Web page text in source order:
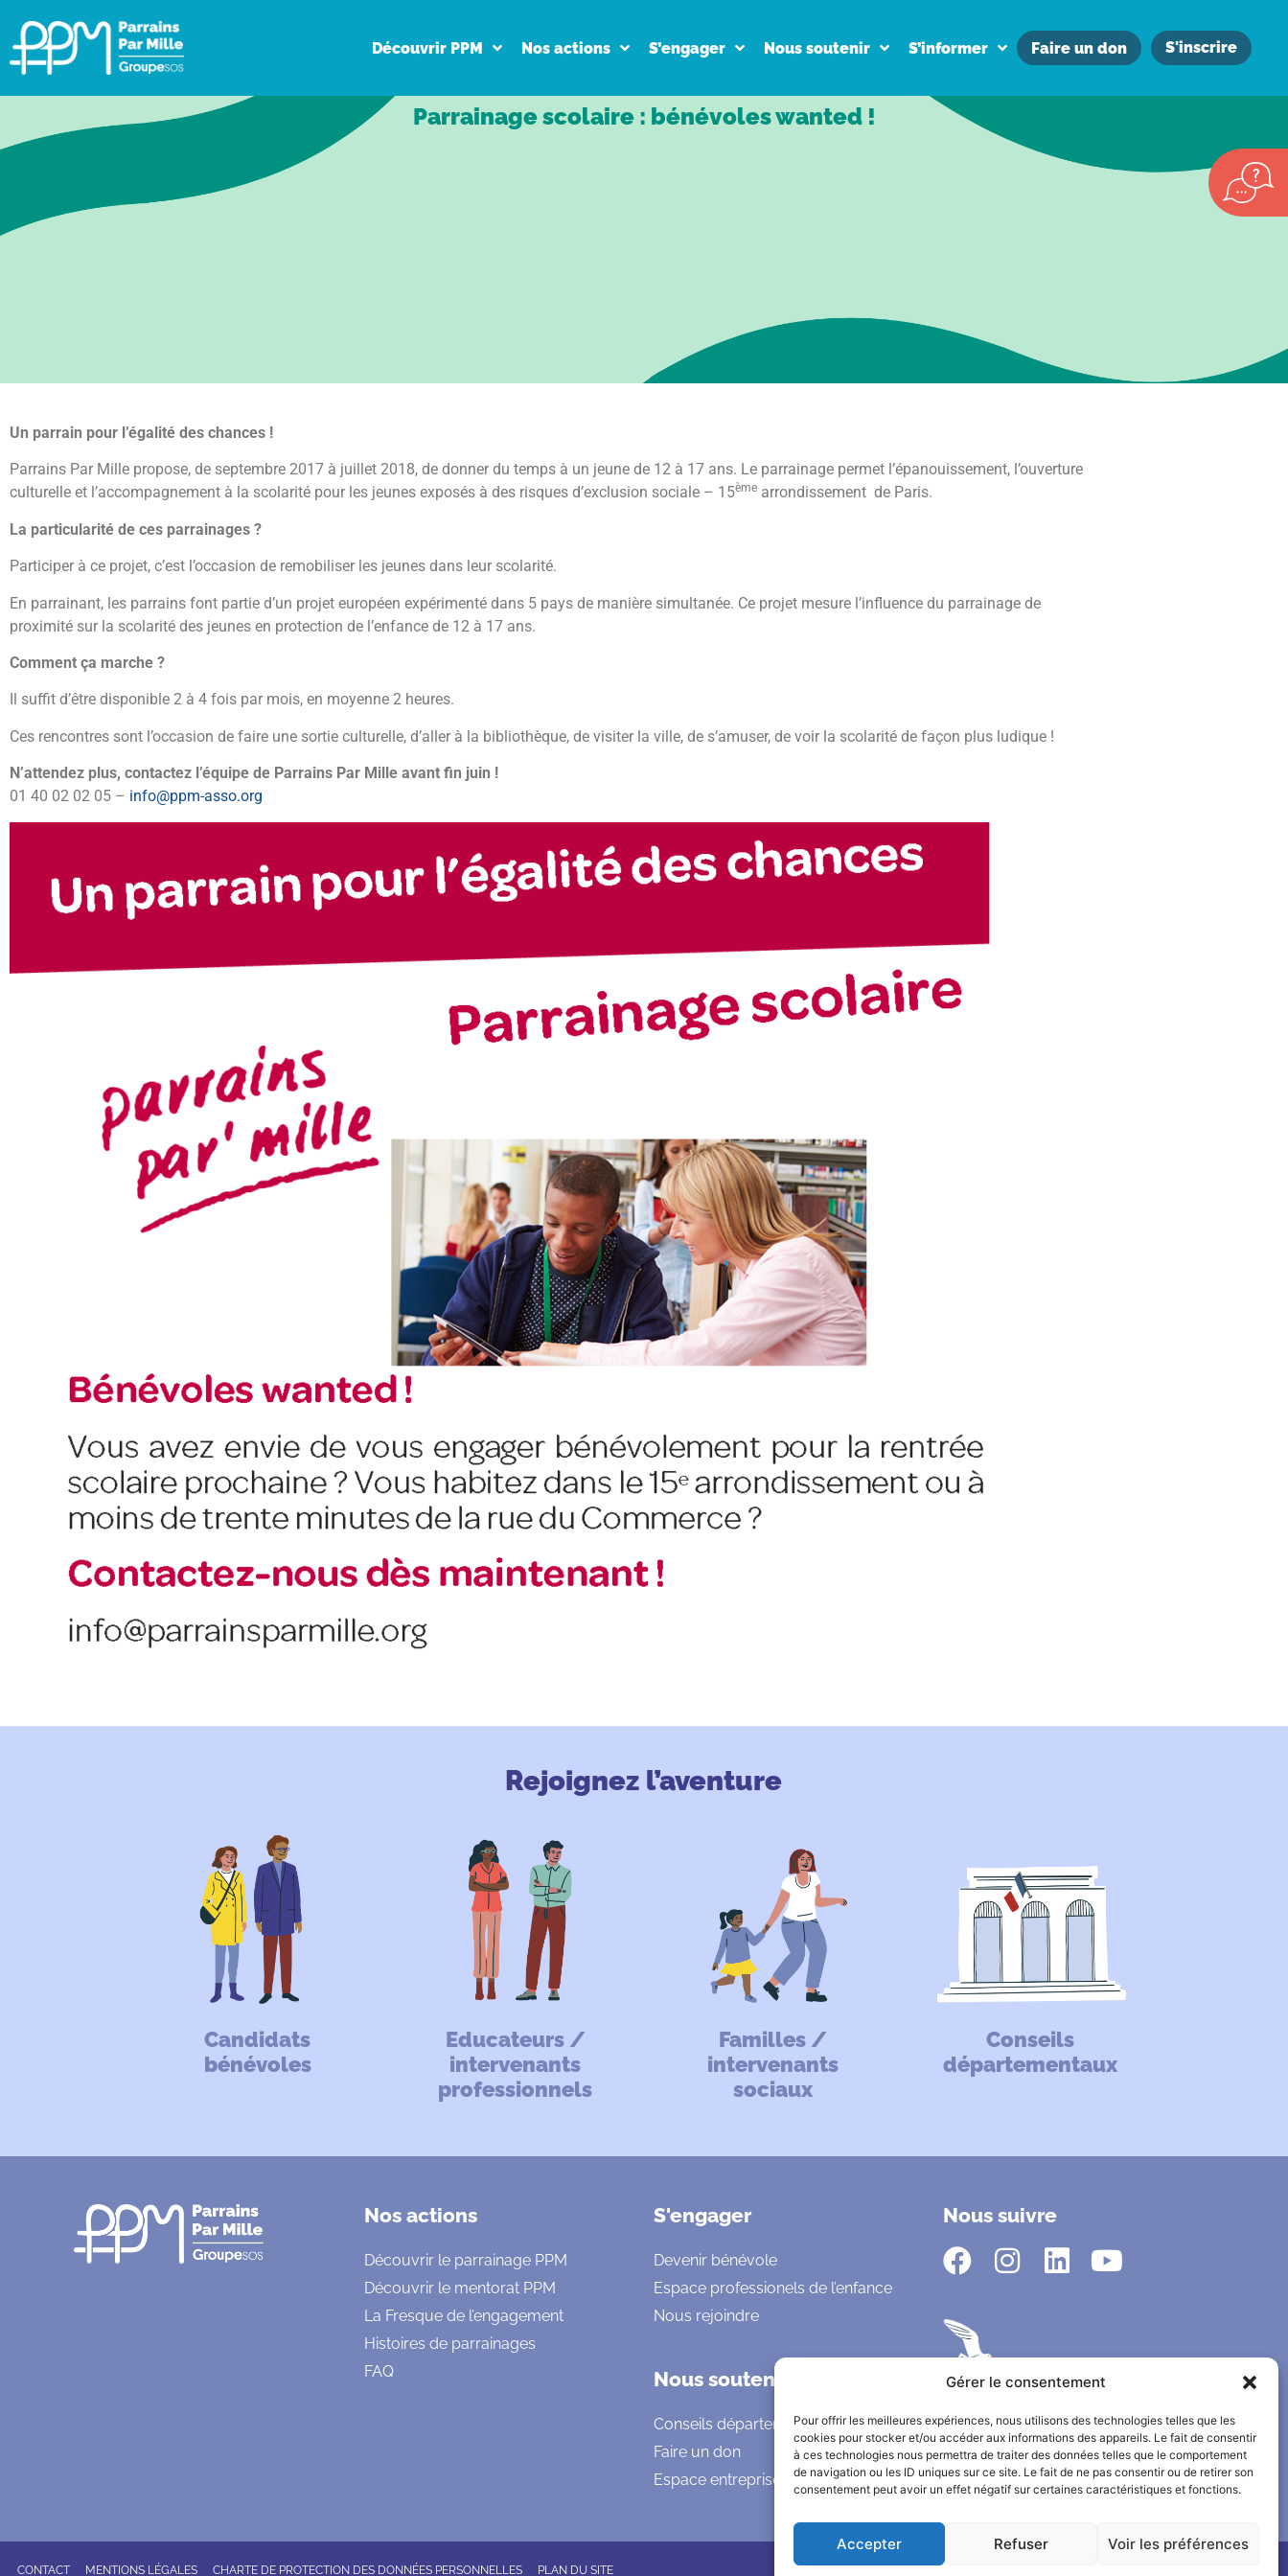
Gérer le consentement
Pour offrir les meilleures expériences, nous utilisons des technologies telles que les
cookies pour stocker et/ou accéder aux informations des appareils. Le fait de consentir
à ces technologies nous permettra de traiter des données telles que le comportement
de navigation ou les ID uniques sur ce site. Le fait de ne pas consentir ou de retirer son
consentement peut avoir un effet négatif sur certaines caractéristiques et fonctions.
Accepter Refuser Voir les préférences
Découvrir PPM Nos actions S’engager Nous soutenir S’informer Faire un don S'inscrire
Parrainage scolaire : bénévoles wanted !
Un parrain pour l’égalité des chances !
Parrains Par Mille propose, de septembre 2017 à juillet 2018, de donner du temps à un jeune de 12 à 17 ans. Le parrainage permet l’épanouissement, l’ouverture
culturelle et l’accompagnement à la scolarité pour les jeunes exposés à des risques d’exclusion sociale – 15ème arrondissement de Paris.
La particularité de ces parrainages ?
Participer à ce projet, c’est l’occasion de remobiliser les jeunes dans leur scolarité.
En parrainant, les parrains font partie d’un projet européen expérimenté dans 5 pays de manière simultanée. Ce projet mesure l’influence du parrainage de
proximité sur la scolarité des jeunes en protection de l’enfance de 12 à 17 ans.
Comment ça marche ?
Il suffit d’être disponible 2 à 4 fois par mois, en moyenne 2 heures.
Ces rencontres sont l’occasion de faire une sortie culturelle, d’aller à la bibliothèque, de visiter la ville, de s’amuser, de voir la scolarité de façon plus ludique !
N’attendez plus, contactez l’équipe de Parrains Par Mille avant fin juin !
01 40 02 02 05 – info@ppm-asso.org
Rejoignez l’aventure
Candidats
bénévoles
Educateurs /
intervenants
professionnels
Familles /
intervenants
sociaux
Conseils
départementaux
Nos actions
Découvrir le parrainage PPM
Découvrir le mentorat PPM
La Fresque de l’engagement
Histoires de parrainages
FAQ
S'engager
Devenir bénévole
Espace professionels de l’enfance
Nous rejoindre
Nous soutenir
Conseils départementaux
Faire un don
Espace entreprises
Nous suivre
CONTACT MENTIONS LÉGALES CHARTE DE PROTECTION DES DONNÉES PERSONNELLES PLAN DU SITE